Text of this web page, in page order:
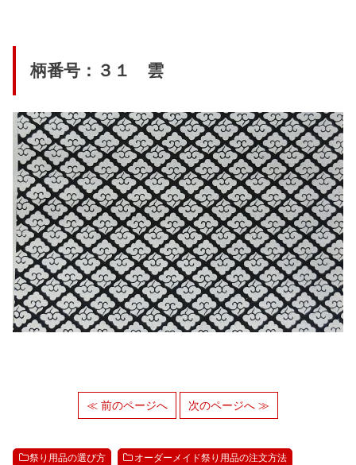
柄番号：３１ 雲
≪ 前のページへ 次のページへ ≫
祭り用品の選び方 オーダーメイド祭り用品の注文方法